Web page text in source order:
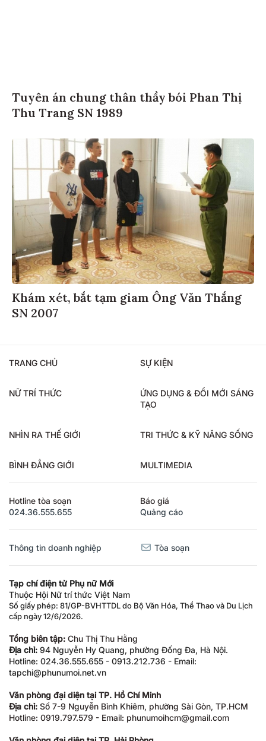
Tuyên án chung thân thầy bói Phan Thị
Thu Trang SN 1989
Khám xét, bắt tạm giam Ông Văn Thắng
SN 2007
TRANG CHỦ SỰ KIỆN
NỮ TRÍ THỨC
ỨNG DỤNG & ĐỔI MỚI SÁNG
TẠO
NHÌN RA THẾ GIỚI TRI THỨC & KỸ NĂNG SỐNG
BÌNH ĐẲNG GIỚI MULTIMEDIA
Hotline tòa soạn
024.36.555.655
Báo giá
Quảng cáo
Thông tin doanh nghiệp Tòa soạn
Tạp chí điện tử Phụ nữ Mới
Thuộc Hội Nữ trí thức Việt Nam
Số giấy phép: 81/GP-BVHTTDL do Bộ Văn Hóa, Thể Thao và Du Lịch
cấp ngày 12/6/2026.
Tổng biên tập: Chu Thị Thu Hằng
Địa chỉ: 94 Nguyễn Hy Quang, phường Đống Đa, Hà Nội.
Hotline: 024.36.555.655 - 0913.212.736 - Email:
tapchi@phunumoi.net.vn
Văn phòng đại diện tại TP. Hồ Chí Minh
Địa chỉ: Số 7-9 Nguyễn Bỉnh Khiêm, phường Sài Gòn, TP.HCM
Hotline: 0919.797.579 - Email: phunumoihcm@gmail.com